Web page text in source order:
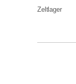
Zeltlager